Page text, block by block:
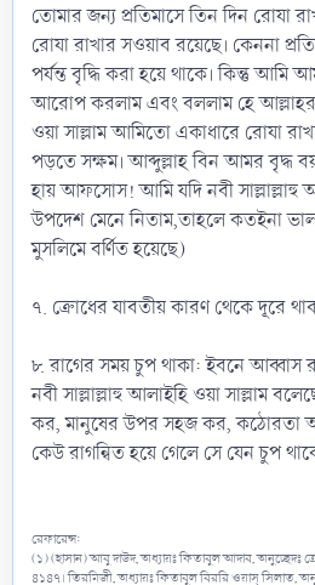
তোমার জন্য প্রতিমাসে তিন দিন রোযা
রোযা রাখার সওয়াব রয়েছে। কেননা
পর্যন্ত বৃদ্ধি করা হয়ে থাকে। কিন্তু
আরোপ করলাম এবং বললাম হে আল্লাহর
ওয়া সাল্লাম আমিতো একাধারে রোযা
পড়তে সক্ষম। আব্দুল্লাহ বিন আমর বৃদ্ধ
হায় আফসোস! আমি যদি নবী সাল্লাল্লাহু
উপদেশ মেনে নিতাম,তাহলে কতইনা
মুসলিমে বর্ণিত হয়েছে)
৭. ক্রোধের যাবতীয় কারণ থেকে দূরে
৮. রাগের সময় চুপ থাকা: ইবনে আব্বাস
নবী সাল্লাল্লাহু আলাইহি ওয়া সাল্লাম
কর, মানুষের উপর সহজ কর, কঠোরতা
কেউ রাগন্বিত হয়ে গেলে সে যেন চুপ
রেফারেন্স:
(১) (হাসান) আবু দাউদ, অধ্যায়ঃ কিতাবুল আদাব, অনুচ্ছেদঃ
৪১৪৭। তিরমিজী, অধ্যায়ঃ কিতাবুল বিররি ওয়াস্‌ সিলাত,